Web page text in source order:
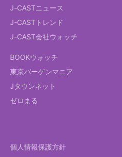
J-CASTニュース
J-CASTトレンド
J-CAST会社ウォッチ
BOOKウォッチ
東京バーゲンマニア
Jタウンネット
ゼロまる
個人情報保護方針